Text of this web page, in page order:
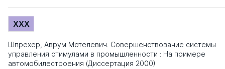
XXX
Шпрехер, Аврум Мотелевич. Совершенствование системы
управления стимулами в промышленности : На примере
автомобилестроения (Диссертация 2000)